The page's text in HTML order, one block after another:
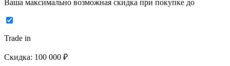
Ваша максимально возможная скидка при покупке до
Trade in
Скидка: 100 000 ₽